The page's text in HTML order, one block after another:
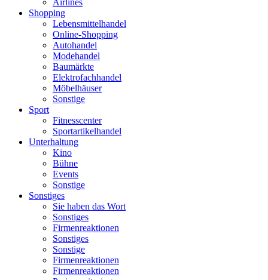
Airlines
Shopping
Lebensmittelhandel
Online-Shopping
Autohandel
Modehandel
Baumärkte
Elektrofachhandel
Möbelhäuser
Sonstige
Sport
Fitnesscenter
Sportartikelhandel
Unterhaltung
Kino
Bühne
Events
Sonstige
Sonstiges
Sie haben das Wort
Sonstiges
Firmenreaktionen
Sonstiges
Sonstige
Firmenreaktionen
Firmenreaktionen